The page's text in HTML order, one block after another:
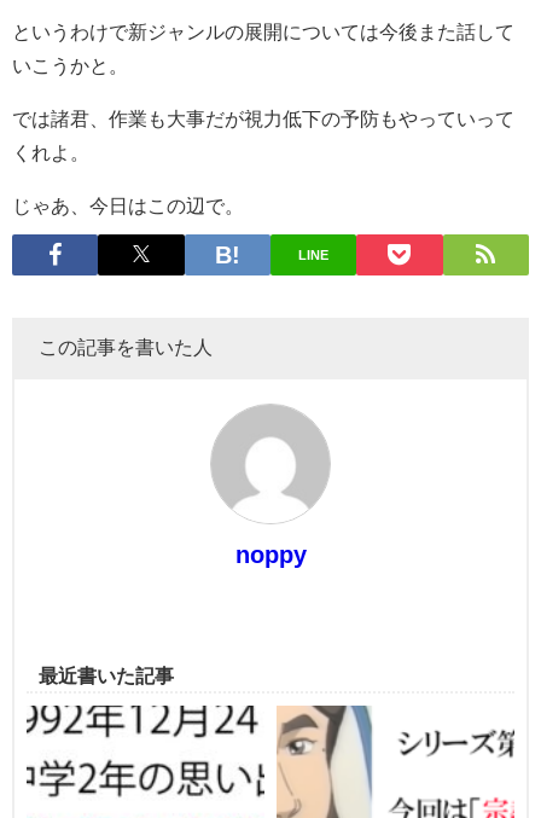
というわけで新ジャンルの展開については今後また話して
いこうかと。
では諸君、作業も大事だが視力低下の予防もやっていって
くれよ。
じゃあ、今日はこの辺で。
LINE
この記事を書いた人
noppy
最近書いた記事